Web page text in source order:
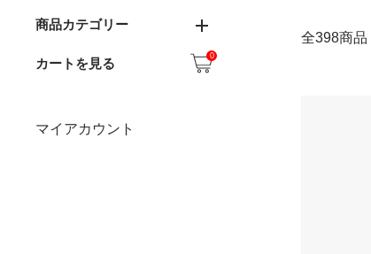
商品カテゴリー
カートを見る 0
マイアカウント
全398商品